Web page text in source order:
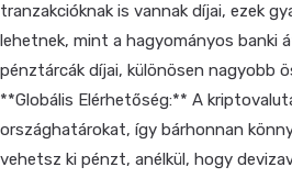
tranzakcióknak is vannak díjai, ezek
lehetnek, mint a hagyományos banki
pénztárcák díjai, különösen nagyobb
**Globális Elérhetőség:** A
országhatárokat, így bárhonnan
vehetsz ki pénzt, anélkül, hogy